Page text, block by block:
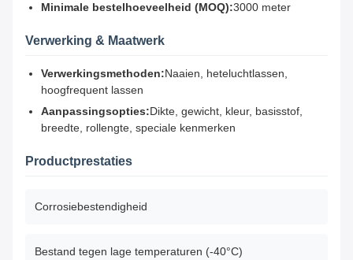
Minimale bestelhoeveelheid (MOQ):3000 meter
Verwerking & Maatwerk
Verwerkingsmethoden:Naaien, heteluchtlassen,
hoogfrequent lassen
Aanpassingsopties:Dikte, gewicht, kleur, basisstof,
breedte, rollengte, speciale kenmerken
Productprestaties
Corrosiebestendigheid
Bestand tegen lage temperaturen (-40°C)